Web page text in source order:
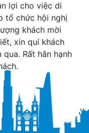
lợi cho việc di
tổ chức hội nghị
khách mời
xin quí khách
Rất hân hạnh